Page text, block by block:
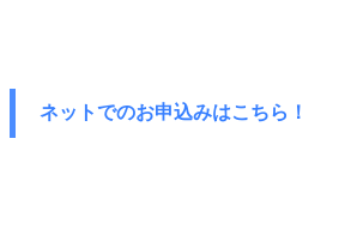
ネットでのお申込みはこちら！